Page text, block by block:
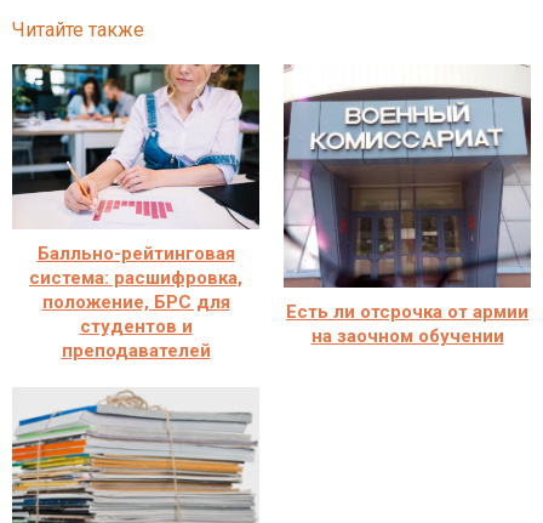
Читайте также
Балльно-рейтинговая
система: расшифровка,
положение, БРС для
студентов и
преподавателей
Есть ли отсрочка от армии
на заочном обучении